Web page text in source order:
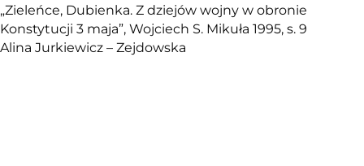
„Zieleńce, Dubienka. Z dziejów wojny w obronie
Konstytucji 3 maja”, Wojciech S. Mikuła 1995, s. 9
Alina Jurkiewicz – Zejdowska